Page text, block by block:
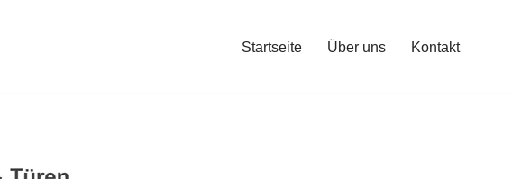
Startseite Über uns Kontakt